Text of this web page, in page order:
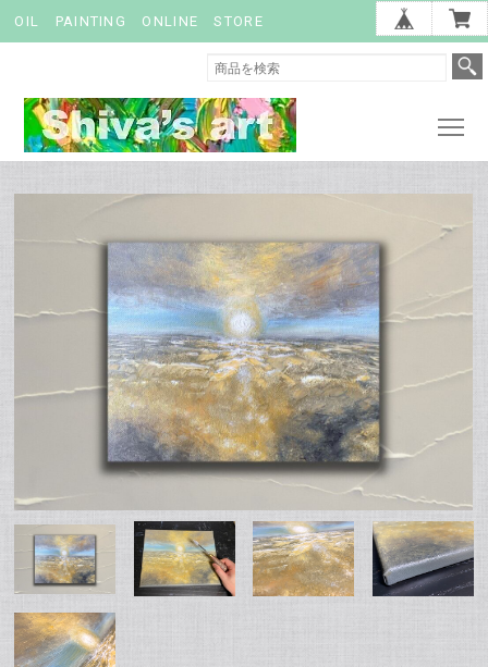
OIL PAINTING ONLINE STORE